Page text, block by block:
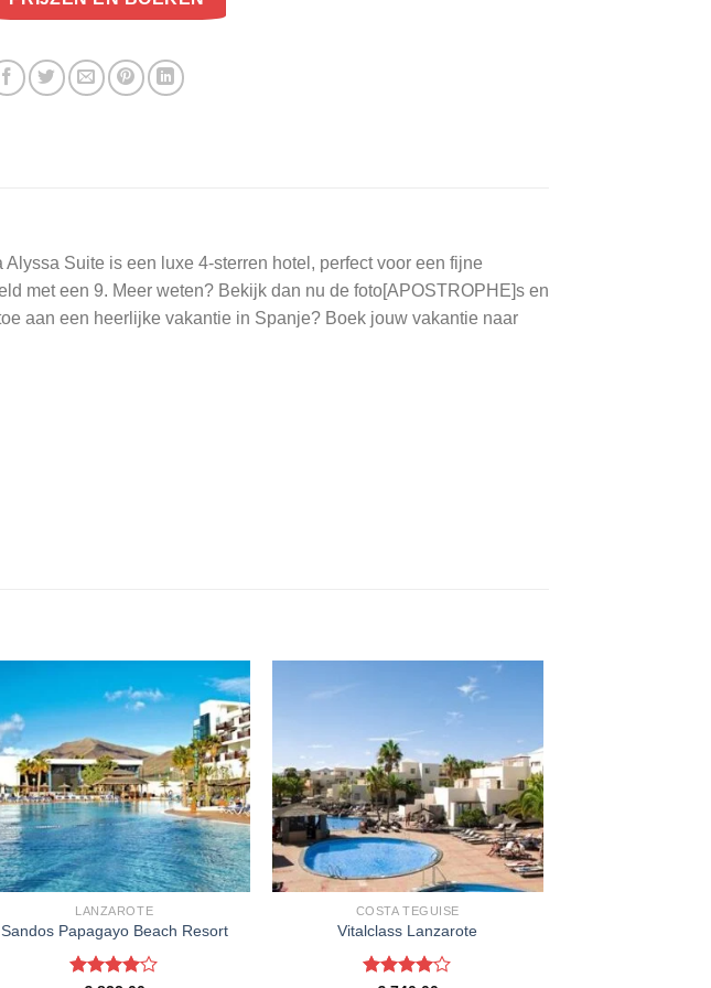
Suite is een luxe 4-sterren hotel, perfect voor een fijne
met een 9. Meer weten? Bekijk dan nu de foto[APOSTROPHE]s en
aan een heerlijke vakantie in Spanje? Boek jouw vakantie naar
LANZAROTE
Sandos Papagayo Beach Resort
COSTA TEGUISE
Vitalclass Lanzarote